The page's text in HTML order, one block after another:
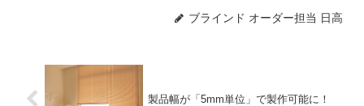
ブラインド オーダー担当 日高
製品幅が「5mm単位」で製作可能に！